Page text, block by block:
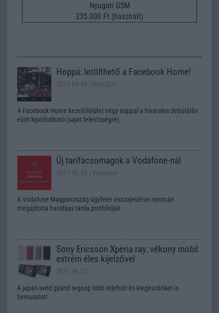
Nyugati GSM
235.000 Ft (használt)
Hoppá: letölthető a Facebook Home!
2013.04.08 | MoDaCo
A Facebook Home kezelőfelület négy nappal a hivatalos debütálás
előtt kipróbálható (saját felelősségre).
Új tarifacsomagok a Vodafone-nál
2017.06.08 | Vodafone
A Vodafone Magyarország ügyfelei visszajelzései nyomán
megújította havidíjas tarifa portfólióját.
Sony Ericsson Xperia ray: vékony mobil
extrém éles kijelzővel
2011.06.23
A japán-svéd gyártó tegnap több telefont és kiegészítőket is
bemutatott.